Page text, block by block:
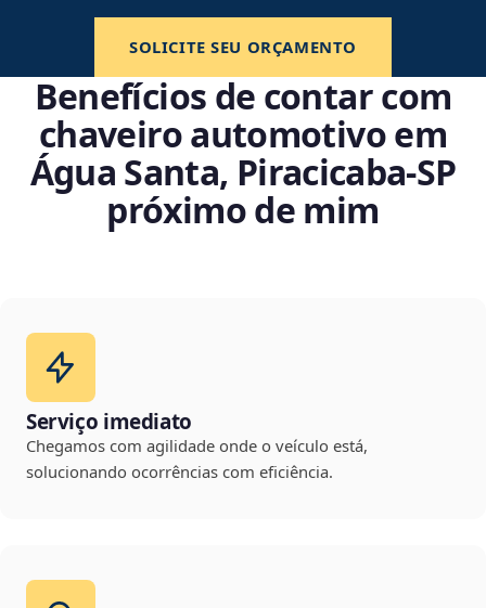
SOLICITE SEU ORÇAMENTO
Benefícios de contar com
chaveiro automotivo em
Água Santa, Piracicaba‑SP
próximo de mim
Serviço imediato
Chegamos com agilidade onde o veículo está,
solucionando ocorrências com eficiência.